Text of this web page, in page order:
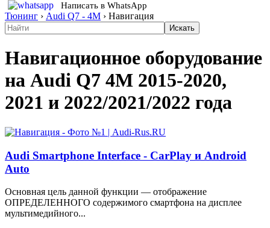
Написать в WhatsApp
Тюнинг › Audi Q7 - 4M › Навигация
Навигационное оборудование
на Audi Q7 4M 2015-2020,
2021 и 2022/2021/2022 года
Audi Smartphone Interface - CarPlay и Android
Auto
Основная цель данной функции — отображение
ОПРЕДЕЛЕННОГО содержимого смартфона на дисплее
мультимедийного...